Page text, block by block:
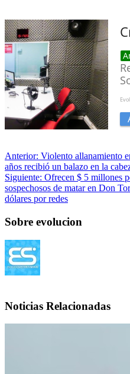
Anterior: Violento allanamiento
años recibió un balazo en la
Siguiente: Ofrecen $ 5 millones
sospechosos de matar en Don
dólares por redes
Sobre evolucion
Noticias Relacionadas